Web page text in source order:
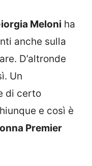
Meloni ha
anche sulla
D’altronde
Un
di certo
e così è
Premier